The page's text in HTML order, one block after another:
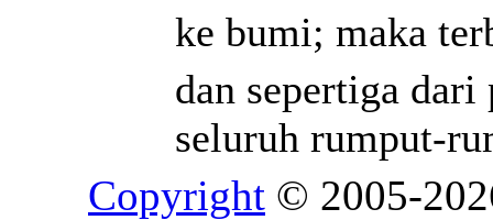
ke bumi; maka
dan sepertiga dari
seluruh rumput-
Copyright © 2005-